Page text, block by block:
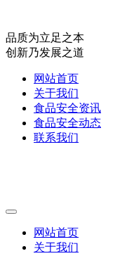
品质为立足之本
创新乃发展之道
网站首页
关于我们
食品安全资讯
食品安全动态
联系我们
网站首页
关于我们